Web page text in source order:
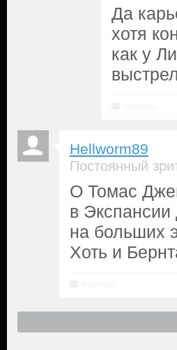
Да
хотя
как у
Hellworm89
Постоянный
О Томас
в Экспансии
на больших
Хоть и